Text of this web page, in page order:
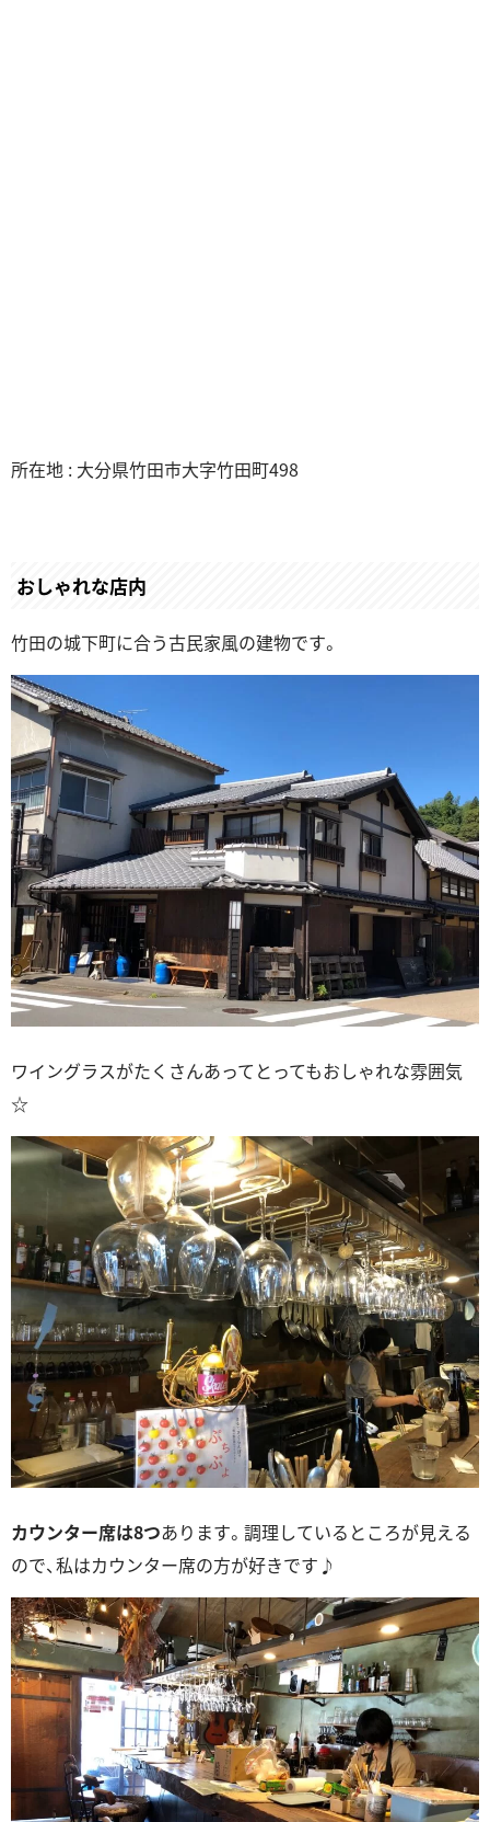
所在地 : 大分県竹田市大字竹田町498
おしゃれな店内
竹田の城下町に合う古民家風の建物です。
ワイングラスがたくさんあってとってもおしゃれな雰囲気
☆
カウンター席は8つあります。調理しているところが見える
ので、私はカウンター席の方が好きです♪